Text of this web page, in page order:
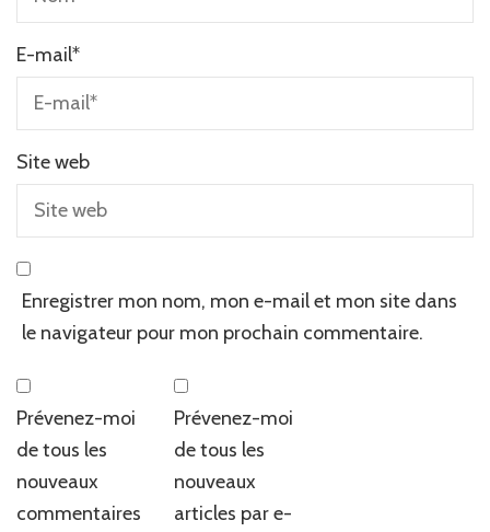
E-mail*
Site web
Enregistrer mon nom, mon e-mail et mon site dans
le navigateur pour mon prochain commentaire.
Prévenez-moi
de tous les
nouveaux
commentaires
Prévenez-moi
de tous les
nouveaux
articles par e-